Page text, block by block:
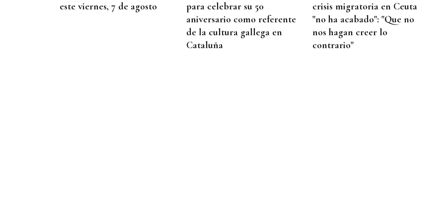
este viernes, 7 de agosto
para celebrar su 50
aniversario como referente
de la cultura gallega en
Cataluña
crisis migratoria en Ceuta
"no ha acabado": "Que no
nos hagan creer lo
contrario"